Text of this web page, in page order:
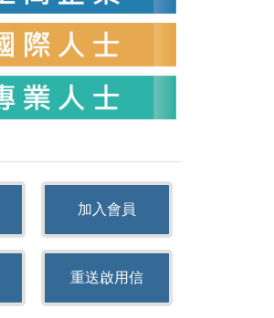
加入會員
重送啟用信